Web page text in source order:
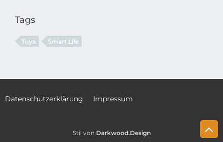
Tags
Tuya Smart Life
Datenschutzerklärung Impressum
Stil von Darkwood.Design